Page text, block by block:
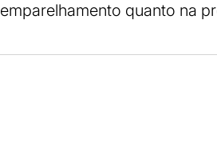
emparelhamento quanto na